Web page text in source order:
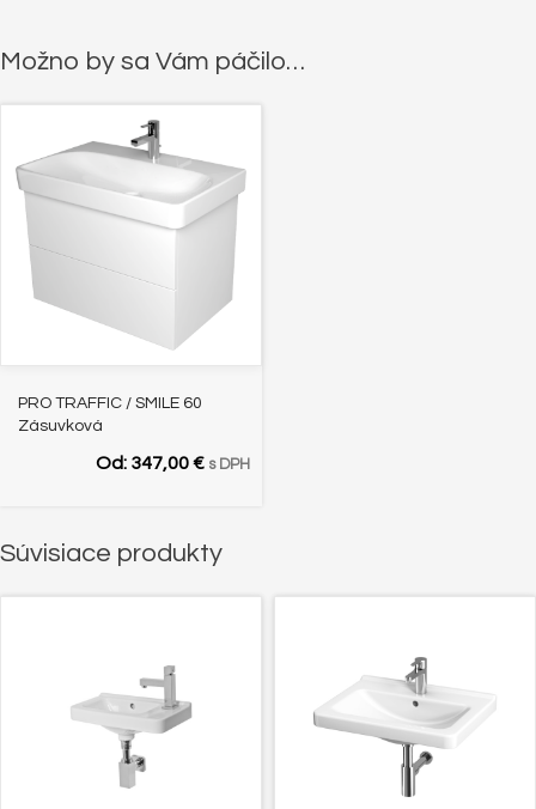
Možno by sa Vám páčilo…
PRO TRAFFIC / SMILE 60
Zásuvková
Od: 347,00€ s DPH
Súvisiace produkty